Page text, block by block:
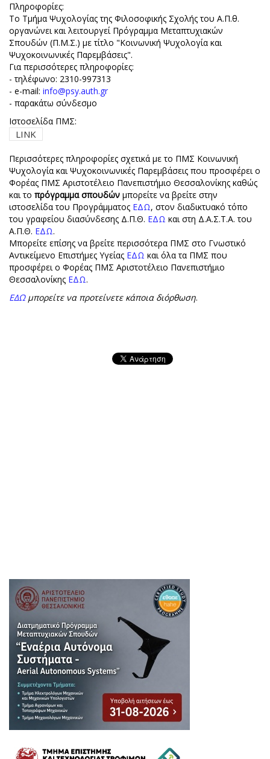
Πληροφορίες:
Το Τμήμα Ψυχολογίας της Φιλοσοφικής Σχολής του Α.Π.θ.
οργανώνει και λειτουργεί Πρόγραμμα Μεταπτυχιακών
Σπουδών (Π.Μ.Σ.) με τίτλο "Κοινωνική Ψυχολογία και
Ψυχοκοινωνικές Παρεμβάσεις".
Για περισσότερες πληροφορίες:
- τηλέφωνο: 2310-997313
- e-mail: info@psy.auth.gr
- παρακάτω σύνδεσμο
Ιστοσελίδα ΠΜΣ:
LINK
Περισσότερες πληροφορίες σχετικά με το ΠΜΣ Κοινωνική
Ψυχολογία και Ψυχοκοινωνικές Παρεμβάσεις που προσφέρει ο
Φορέας ΠΜΣ Αριστοτέλειο Πανεπιστήμιο Θεσσαλονίκης καθώς
και το πρόγραμμα σπουδών μπορείτε να βρείτε στην
ιστοσελίδα του Προγράμματος ΕΔΩ, στον διαδικτυακό τόπο
του γραφείου διασύνδεσης Δ.Π.Θ. ΕΔΩ και στη Δ.Α.Σ.Τ.Α. του
Α.Π.Θ. ΕΔΩ.
Μπορείτε επίσης να βρείτε περισσότερα ΠΜΣ στο Γνωστικό
Αντικείμενο Επιστήμες Υγείας ΕΔΩ και όλα τα ΠΜΣ που
προσφέρει ο Φορέας ΠΜΣ Αριστοτέλειο Πανεπιστήμιο
Θεσσαλονίκης ΕΔΩ.
ΕΔΩμπορείτε να προτείνετε κάποια διόρθωση.